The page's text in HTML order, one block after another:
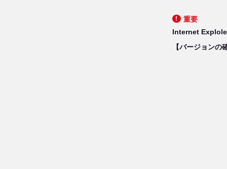
!
重要
Internet
【バージョンの